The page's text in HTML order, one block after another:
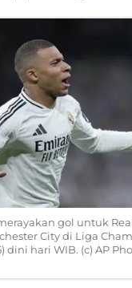
gol untuk
City di Liga
dini hari WIB. (c) AP